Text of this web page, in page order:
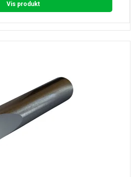
Vis produkt